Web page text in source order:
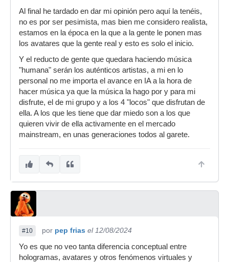
Al final he tardado en dar mi opinión pero aquí la tenéis,
no es por ser pesimista, mas bien me considero realista,
estamos en la época en la que a la gente le ponen mas
los avatares que la gente real y esto es solo el inicio.
Y el reducto de gente que quedara haciendo música
"humana" serán los auténticos artistas, a mi en lo
personal no me importa el avance en IA a la hora de
hacer música ya que la música la hago por y para mi
disfrute, el de mi grupo y a los 4 "locos" que disfrutan de
ella. A los que les tiene que dar miedo son a los que
quieren vivir de ella activamente en el mercado
mainstream, en unas generaciones todos al garete.
#10 por pep frias el 12/08/2024
Yo es que no veo tanta diferencia conceptual entre
hologramas, avatares y otros fenómenos virtuales y